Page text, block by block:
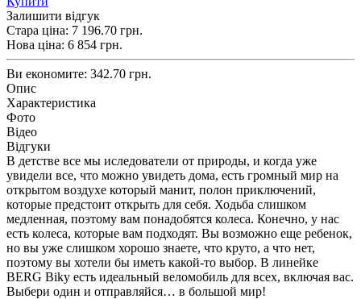
Залишити відгук
Стара ціна: 7 196.70 грн.
Нова ціна: 6 854 грн.
Ви економите: 342.70 грн.
Опис
Характеристика
Фото
Відео
Відгуки
В детстве все мы иследователи от природы, и когда уже
увидели все, что можно увидеть дома, есть громный мир на
открытом воздухе который манит, полон приключений,
которые предстоит открыть для себя. Ходьба слишком
медленная, поэтому вам понадобятся колеса. Конечно, у нас
есть колеса, которые вам подходят. Вы возможно еще ребенок,
но вы уже слишком хорошо знаете, что круто, а что нет,
поэтому вы хотели бы иметь какой-то выбор. В линейке
BERG Biky есть идеальный веломобиль для всех, включая вас.
Выбери один и отправляйся… в большой мир!